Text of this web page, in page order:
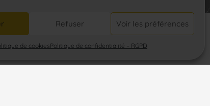
Refuser Voir les préférences
de cookiesPolitique de confidentialité – RGPD